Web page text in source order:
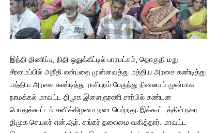
இந்தி திணிப்பு, நிதி ஒதுக்கீட்டில் பாரபட்சம், தொகுதி மறு
சீரமைப்பில் அநீதி என்பதை முன்வைத்து மத்திய அரசை கண்டித்து
மத்திய அரசை கண்டித்து ராசிபுரம் பேருந்து நிலையம் முன்பாக
நாமக்கல் மாவட்ட திமுக இளைஞரணி சார்பில் கண்டன
பொதுக்கூட்டம் சனிக்கிழமை நடைபெற்றது. இக்கூட்டத்தில் நகர
திமுக செயலர் என்.ஆர். சங்கர் தலைமை வகித்தார். மாவட்ட